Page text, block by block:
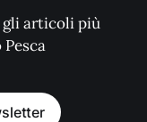
gli articoli più